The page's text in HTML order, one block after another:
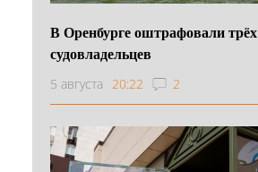
В Оренбурге оштрафовали трёх
судовладельцев
5 августа 20:22 2